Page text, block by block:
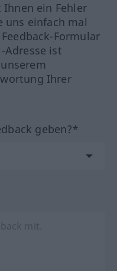
ein Fehler
uns einfach mal
Formular
Adresse ist
Ihrer
geben?*